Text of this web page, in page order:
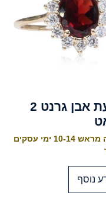
טבעת אבן גרנט 2
הזמנה מראש 10-14 ימי עסקים
נוסף